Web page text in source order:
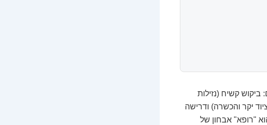
קשיח (נזילות
יקר והכשרה) ודרישה
"רופא" אבחון של